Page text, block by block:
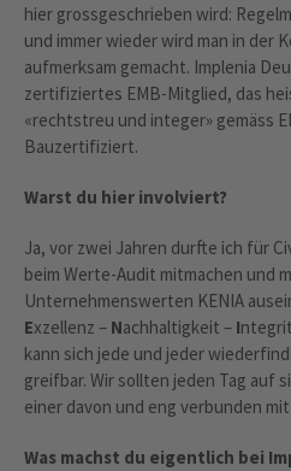
hier grossgeschrieben wird:
und immer wieder wird man in der
aufmerksam gemacht. Implenia
zertifiziertes EMB-Mitglied, das
«rechtstreu und integer» gemäss
Bauzertifiziert.
Warst du hier involviert?
Ja, vor zwei Jahren durfte ich für
beim Werte-Audit mitmachen und
Unternehmenswerten KENIA
Exzellenz – Nachhaltigkeit – I
kann sich jede und jeder
greifbar. Wir sollten jeden Tag auf
einer davon und eng verbunden
Was machst du eigentlich bei